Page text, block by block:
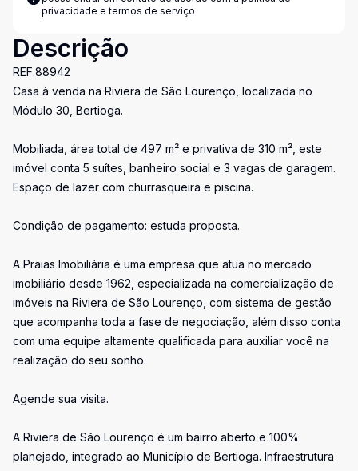
privacidade e termos de serviço
Descrição
REF.88942
Casa à venda na Riviera de São Lourenço, localizada no
Módulo 30, Bertioga.
Mobiliada, área total de 497 m² e privativa de 310 m², este
imóvel conta 5 suítes, banheiro social e 3 vagas de garagem.
Espaço de lazer com churrasqueira e piscina.
Condição de pagamento: estuda proposta.
A Praias Imobiliária é uma empresa que atua no mercado
imobiliário desde 1962, especializada na comercialização de
imóveis na Riviera de São Lourenço, com sistema de gestão
que acompanha toda a fase de negociação, além disso conta
com uma equipe altamente qualificada para auxiliar você na
realização do seu sonho.
Agende sua visita.
A Riviera de São Lourenço é um bairro aberto e 100%
planejado, integrado ao Município de Bertioga. Infraestrutura